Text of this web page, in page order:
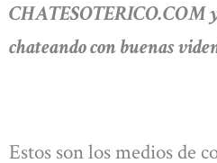
CHATESOTERICO.COM
chateando con buenas
Estos son los medios de